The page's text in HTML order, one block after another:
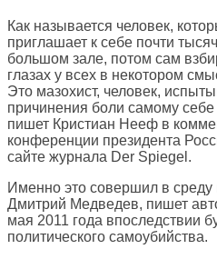
Как называется человек,
приглашает к себе почти
большом зале, потом сам
глазах у всех в некотором
Это мазохист, человек,
причинения боли самому себе
пишет Кристиан Нееф в
конференции президента
сайте журнала Der Spiegel .
Именно это совершил в среду
Дмитрий Медведев, пишет
мая 2011 года впоследствии
политического самоубийства.